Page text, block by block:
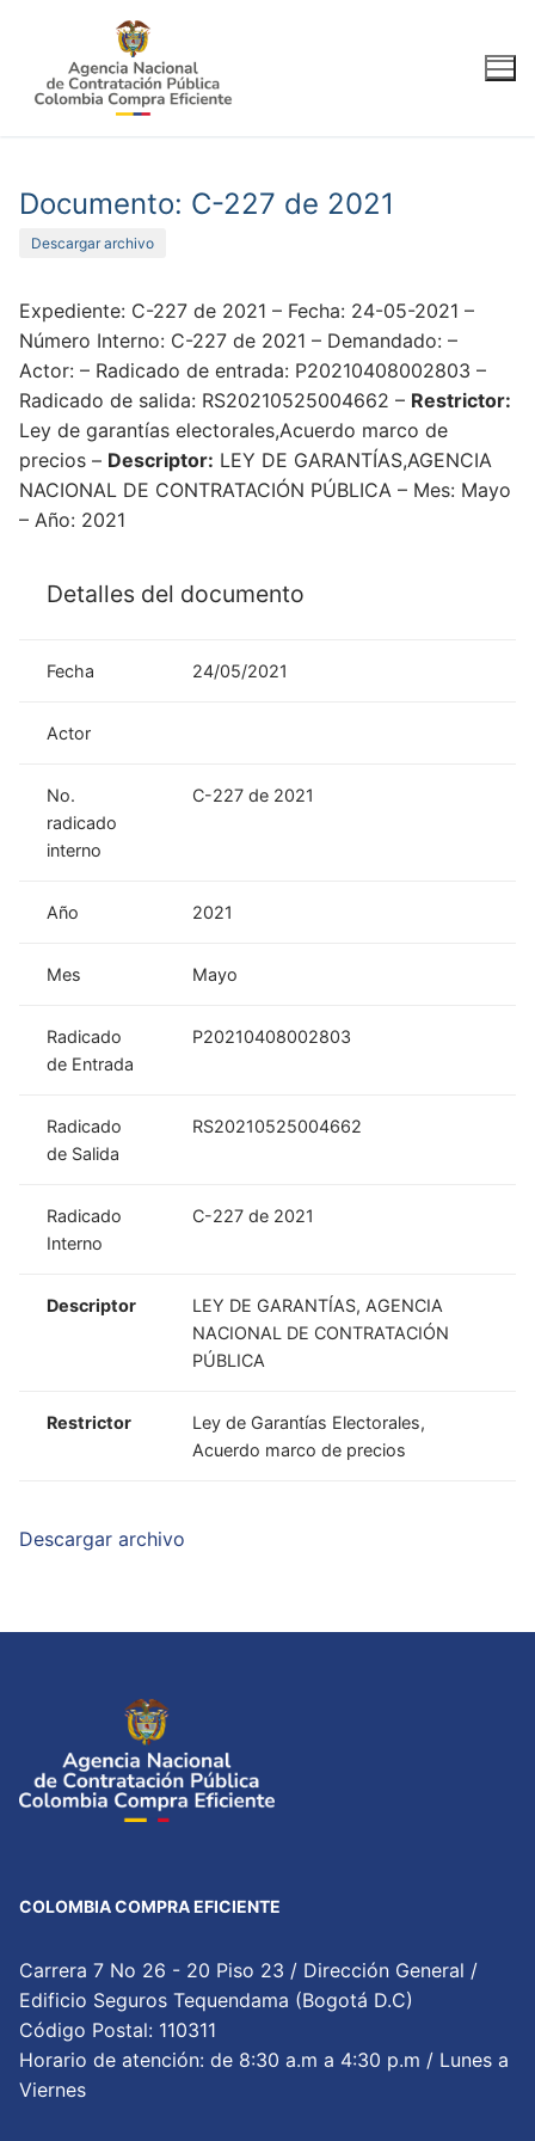
contenido
Documento: C-227 de 2021
Descargar archivo
Expediente: C-227 de 2021 – Fecha: 24-05-2021 –
Número Interno: C-227 de 2021 – Demandado: –
Actor: – Radicado de entrada: P20210408002803 –
Radicado de salida: RS20210525004662 – Restrictor:
Ley de garantías electorales,Acuerdo marco de
precios – Descriptor: LEY DE GARANTÍAS,AGENCIA
NACIONAL DE CONTRATACIÓN PÚBLICA – Mes: Mayo
– Año: 2021
Detalles del documento
Fecha 24/05/2021
Actor
No.
radicado
interno
C-227 de 2021
Año 2021
Mes Mayo
Radicado
de Entrada
P20210408002803
Radicado
de Salida
RS20210525004662
Radicado
Interno
C-227 de 2021
Descriptor
LEY DE GARANTÍAS, AGENCIA
NACIONAL DE CONTRATACIÓN
PÚBLICA
Restrictor
Ley de Garantías Electorales,
Acuerdo marco de precios
Descargar archivo
COLOMBIA COMPRA EFICIENTE
Carrera 7 No 26 - 20 Piso 23 / Dirección General /
Edificio Seguros Tequendama (Bogotá D.C)
Código Postal: 110311
Horario de atención: de 8:30 a.m a 4:30 p.m / Lunes a
Viernes